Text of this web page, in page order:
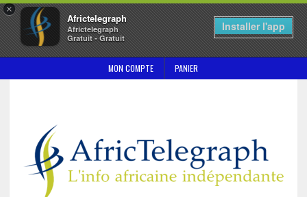
×
Africtelegraph
Africtelegraph
Gratuit - Gratuit
Installer l'app
MON COMPTE PANIER